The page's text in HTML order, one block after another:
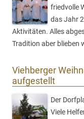
friedvolle
das Jahr
Aktivitäten. Alles
Tradition aber blieben
Viehberger
aufgestellt
Der
Viele